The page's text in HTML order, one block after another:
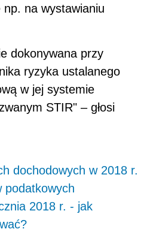
na wystawianiu
dokonywana przy
ryzyka ustalanego
w jej systemie
STIR" – głosi
dochodowych w 2018 r.
podatkowych
2018 r. - jak